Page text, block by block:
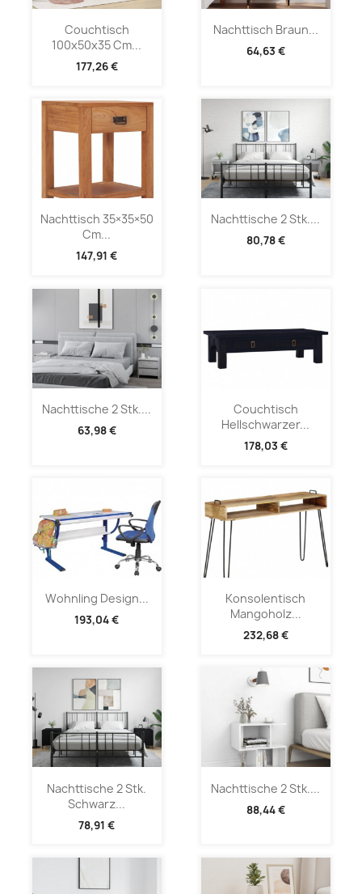
Couchtisch
100x50x35 Cm...
177,26 €
Nachttisch Braun...
64,63 €
Nachttisch 35×35×50
Cm...
147,91 €
Nachttische 2 Stk....
80,78 €
Nachttische 2 Stk....
63,98 €
Couchtisch
Hellschwarzer...
178,03 €
Wohnling Design...
193,04 €
Konsolentisch
Mangoholz...
232,68 €
Nachttische 2 Stk.
Schwarz...
78,91 €
Nachttische 2 Stk....
88,44 €